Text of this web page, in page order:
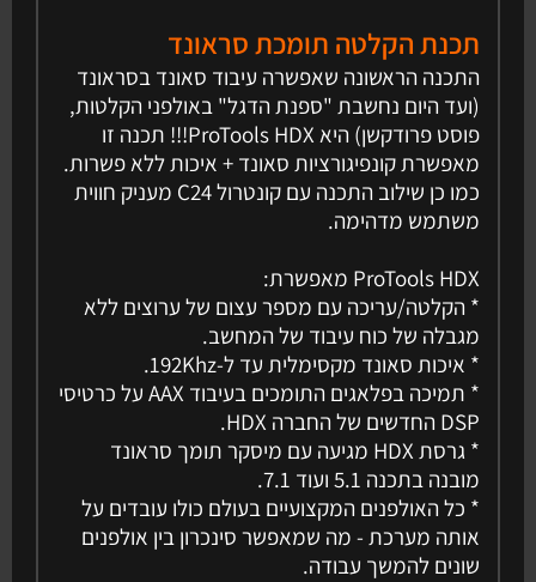
תכנת הקלטה תומכת סראונד
התכנה הראשונה שאפשרה עיבוד סאונד בסראונד
(ועד היום נחשבת "ספנת הדגל" באולפני הקלטות,
פוסט פרודקשן) היא ProTools HDX!!! תכנה זו
מאפשרת קונפיגורציות סאונד + איכות ללא פשרות.
כמו כן שילוב התכנה עם קונטרול C24 מעניק חווית
משתמש מדהימה.
ProTools HDX מאפשרת:
* הקלטה/עריכה עם מספר עצום של ערוצים ללא
מגבלה של כוח עיבוד של המחשב.
* איכות סאונד מקסימלית עד ל-192Khz.
* תמיכה בפלאגים התומכים בעיבוד AAX על כרטיסי
DSP החדשים של החברה HDX.
* גרסת HDX מגיעה עם מיסקר תומך סראונד
מובנה בתכנה 5.1 ועוד 7.1.
* כל האולפנים המקצועיים בעולם כולו עובדים על
אותה מערכת - מה שמאפשר סינכרון בין אולפנים
שונים להמשך עבודה.